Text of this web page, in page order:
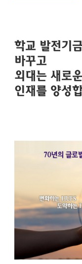
학교 발전기
바꾸고
외대는 새로
인재를 양성